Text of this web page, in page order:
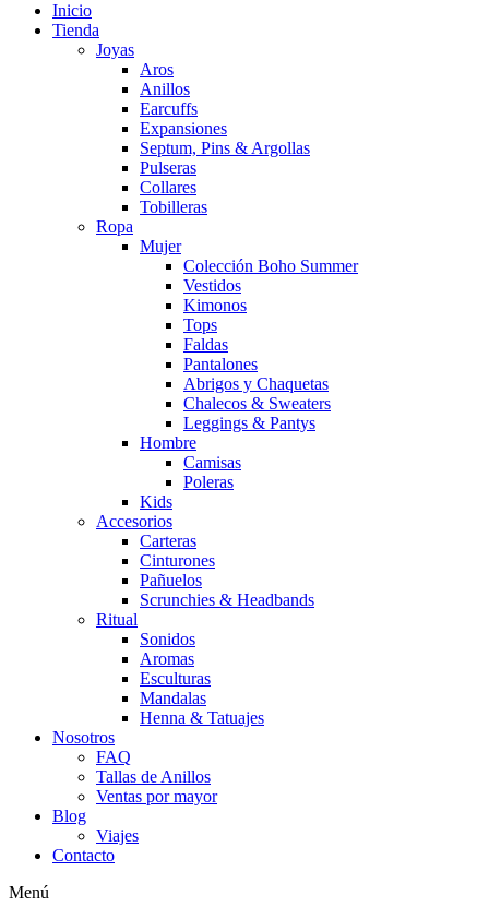
Inicio
Tienda
Joyas
Aros
Anillos
Earcuffs
Expansiones
Septum, Pins & Argollas
Pulseras
Collares
Tobilleras
Ropa
Mujer
Colección Boho Summer
Vestidos
Kimonos
Tops
Faldas
Pantalones
Abrigos y Chaquetas
Chalecos & Sweaters
Leggings & Pantys
Hombre
Camisas
Poleras
Kids
Accesorios
Carteras
Cinturones
Pañuelos
Scrunchies & Headbands
Ritual
Sonidos
Aromas
Esculturas
Mandalas
Henna & Tatuajes
Nosotros
FAQ
Tallas de Anillos
Ventas por mayor
Blog
Viajes
Contacto
Menú